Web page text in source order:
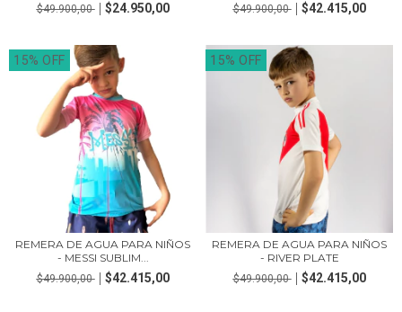
$49.900,00 $24.950,00 $49.900,00 $42.415,00
15% OFF
REMERA DE AGUA PARA NIÑOS
- MESSI SUBLIM...
$49.900,00 $42.415,00
15% OFF
REMERA DE AGUA PARA NIÑOS
- RIVER PLATE
$49.900,00 $42.415,00